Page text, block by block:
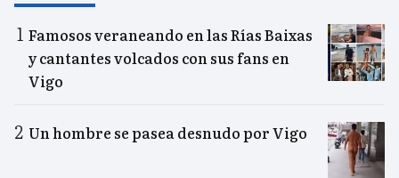
Famosos veraneando en las Rías Baixas
y cantantes volcados con sus fans en
Vigo
Un hombre se pasea desnudo por Vigo